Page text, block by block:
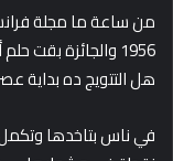
من ساعة ما مجلة
1956 والجائزة
هل التتويج ده بداية
في ناس بتاخدها